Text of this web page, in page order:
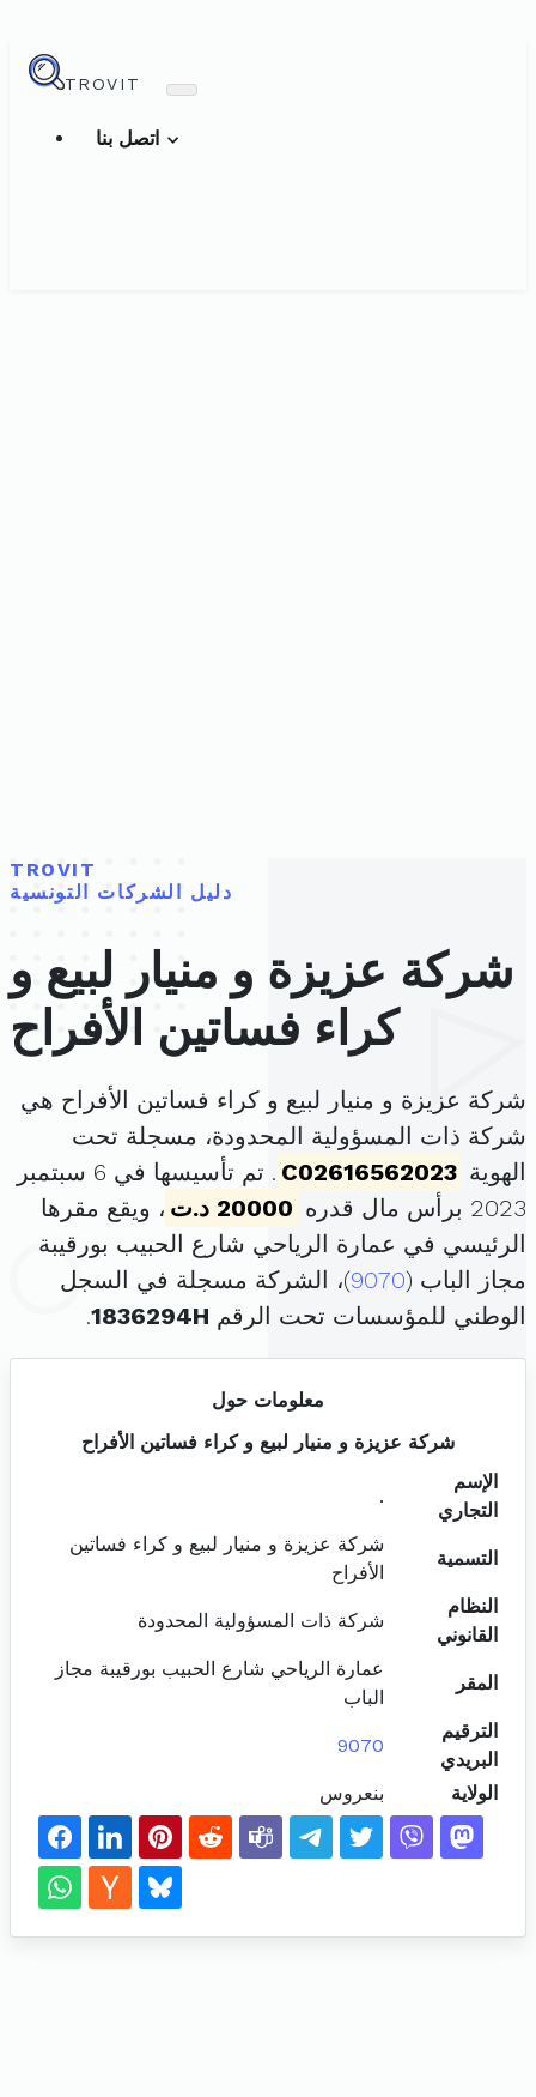
TROVIT
TROVIT
دليل الشركات التونسية
شركة عزيزة و منيار لبيع و
كراء فساتين الأفراح
شركة عزيزة و منيار لبيع و كراء فساتين الأفراح هي
شركة ذات المسؤولية المحدودة، مسجلة تحت
الهوية C02616562023
. تم تأسيسها في 6 سبتمبر
2023 برأس مال قدره
20000 د.ت
، ويقع مقرها
الرئيسي في عمارة الرياحي شارع الحبيب بورقيبة
مجاز الباب (9070)، الشركة مسجلة في السجل
الوطني للمؤسسات تحت الرقم 1836294H
.
معلومات حول
شركة عزيزة و منيار لبيع و كراء فساتين الأفراح
الإسم
التجاري
.
التسمية
شركة عزيزة و منيار لبيع و كراء فساتين
الأفراح
النظام
القانوني
شركة ذات المسؤولية المحدودة
المقر
عمارة الرياحي شارع الحبيب بورقيبة مجاز
الباب
الترقيم
البريدي
9070
الولاية بنعروس